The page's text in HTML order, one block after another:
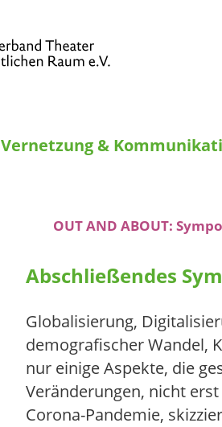
Vernetzung &
OUT AND ABOUT:
Abschließendes
Globalisierung,
demografischer Wandel,
nur einige Aspekte, die
Veränderungen, nicht
Corona-Pandemie,